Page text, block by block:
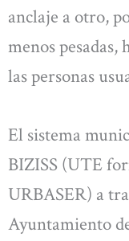
anclaje a otro,
menos pesadas,
las personas
El sistema
BIZISS (UTE
URBASER) a
Ayuntamiento